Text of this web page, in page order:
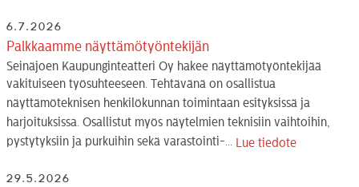
6.7.2026
Palkkaamme näyttämötyöntekijän
Seinäjoen Kaupunginteatteri Oy hakee näyttämötyöntekijää
vakituiseen työsuhteeseen. Tehtävänä on osallistua
näyttämöteknisen henkilökunnan toimintaan esityksissä ja
harjoituksissa. Osallistut myös näytelmien teknisiin vaihtoihin,
pystytyksiin ja purkuihin sekä varastointi-...
Lue tiedote
29.5.2026